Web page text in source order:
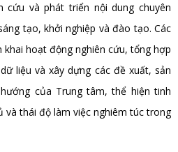
cứu và phát triển nội dung chuyên
tạo, khởi nghiệp và đào tạo. Các
hoạt động nghiên cứu, tổng hợp
liệu và xây dựng các đề xuất, sản
của Trung tâm, thể hiện tinh
và thái độ làm việc nghiêm túc trong